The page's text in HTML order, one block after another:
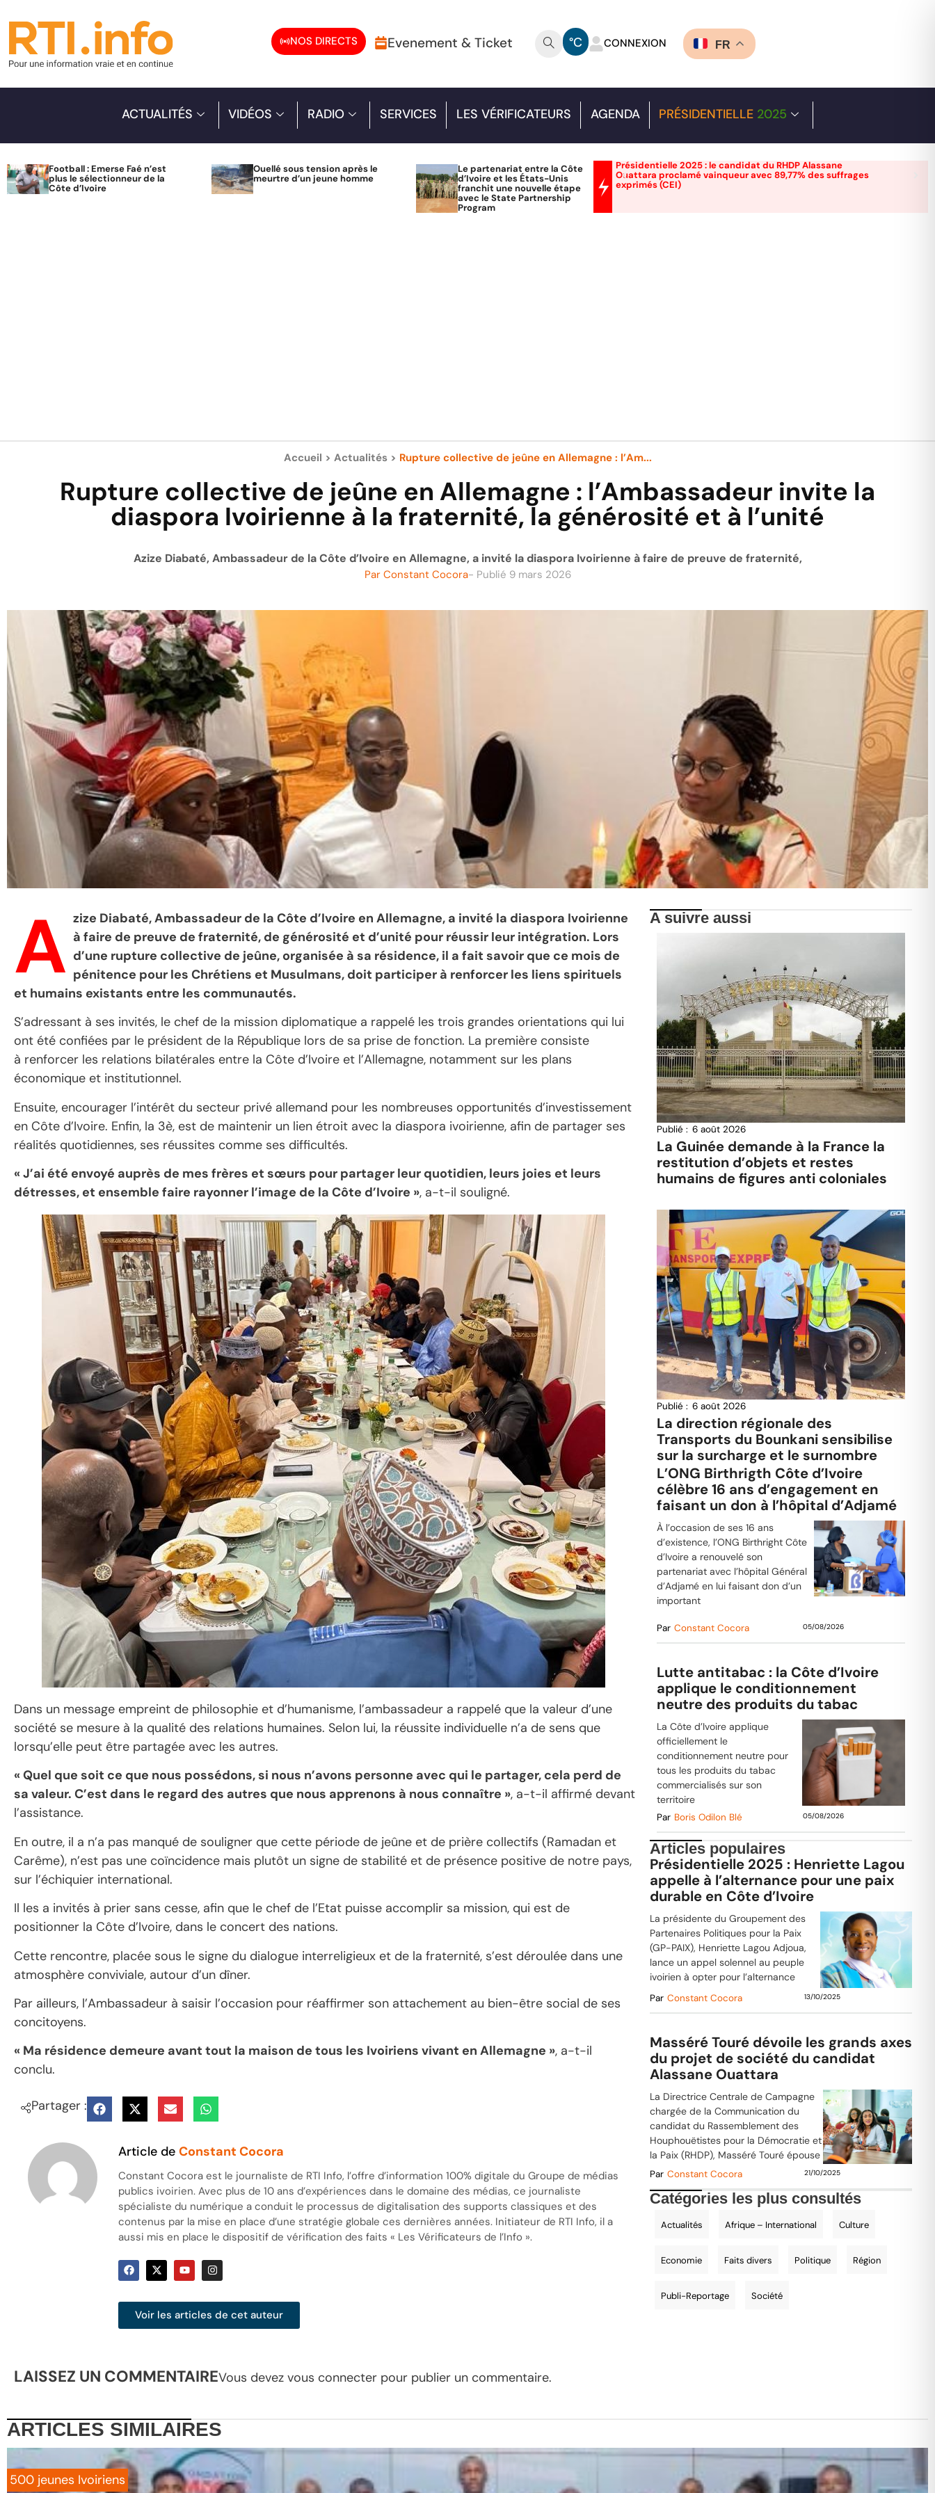
NOS DIRECTS Evenement & Ticket °C CONNEXION FR
ACTUALITÉS VIDÉOS RADIO SERVICES LES VÉRIFICATEURS AGENDA PRÉSIDENTIELLE 2025
Football : Emerse Faé n’est
plus le sélectionneur de la
Côte d’Ivoire
Ouellé sous tension après le
meurtre d’un jeune homme
Le partenariat entre la Côte
d’Ivoire et les États-Unis
franchit une nouvelle étape
avec le State Partnership
Program
Présidentielle 2025 : le candidat du RHDP Alassane
Ouattara proclamé vainqueur avec 89,77% des suffrages
exprimés (CEI)
Accueil > Actualités> Rupture collective de jeûne en Allemagne : l’Am...
Rupture collective de jeûne en Allemagne : l’Ambassadeur invite la
diaspora Ivoirienne à la fraternité, la générosité et à l’unité
Azize Diabaté, Ambassadeur de la Côte d’Ivoire en Allemagne, a invité la diaspora Ivoirienne à faire de preuve de fraternité,
Par Constant Cocora- Publié 9 mars 2026
A zize Diabaté, Ambassadeur de la Côte d’Ivoire en Allemagne, a invité la diaspora Ivoirienne
à faire de preuve de fraternité, de générosité et d’unité pour réussir leur intégration. Lors
d’une rupture collective de jeûne, organisée à sa résidence, il a fait savoir que ce mois de
pénitence pour les Chrétiens et Musulmans, doit participer à renforcer les liens spirituels
et humains existants entre les communautés.
S’adressant à ses invités, le chef de la mission diplomatique a rappelé les trois grandes orientations qui lui
ont été confiées par le président de la République lors de sa prise de fonction. La première consiste
à renforcer les relations bilatérales entre la Côte d’Ivoire et l’Allemagne, notamment sur les plans
économique et institutionnel.
Ensuite, encourager l’intérêt du secteur privé allemand pour les nombreuses opportunités d’investissement
en Côte d’Ivoire. Enfin, la 3è, est de maintenir un lien étroit avec la diaspora ivoirienne, afin de partager ses
réalités quotidiennes, ses réussites comme ses difficultés.
« J’ai été envoyé auprès de mes frères et sœurs pour partager leur quotidien, leurs joies et leurs
détresses, et ensemble faire rayonner l’image de la Côte d’Ivoire », a-t-il souligné.
Dans un message empreint de philosophie et d’humanisme, l’ambassadeur a rappelé que la valeur d’une
société se mesure à la qualité des relations humaines. Selon lui, la réussite individuelle n’a de sens que
lorsqu’elle peut être partagée avec les autres.
« Quel que soit ce que nous possédons, si nous n’avons personne avec qui le partager, cela perd de
sa valeur. C’est dans le regard des autres que nous apprenons à nous connaître », a-t-il affirmé devant
l’assistance.
En outre, il a n’a pas manqué de souligner que cette période de jeûne et de prière collectifs (Ramadan et
Carême), n’est pas une coïncidence mais plutôt un signe de stabilité et de présence positive de notre pays,
sur l’échiquier international.
Il les a invités à prier sans cesse, afin que le chef de l’Etat puisse accomplir sa mission, qui est de
positionner la Côte d’Ivoire, dans le concert des nations.
Cette rencontre, placée sous le signe du dialogue interreligieux et de la fraternité, s’est déroulée dans une
atmosphère conviviale, autour d’un dîner.
Par ailleurs, l’Ambassadeur à saisir l’occasion pour réaffirmer son attachement au bien-être social de ses
concitoyens.
« Ma résidence demeure avant tout la maison de tous les Ivoiriens vivant en Allemagne », a-t-il
conclu.
Partager :
Article deConstant Cocora
Constant Cocora est le journaliste de RTI Info, l’offre d’information 100% digitale du Groupe de médias
publics ivoirien. Avec plus de 10 ans d’expériences dans le domaine des médias, ce journaliste
spécialiste du numérique a conduit le processus de digitalisation des supports classiques et des
contenus par la mise en place d’une stratégie globale ces dernières années. Initiateur de RTI Info, il a
aussi mis en place le dispositif de vérification des faits « Les Vérificateurs de l’Info ».
Voir les articles de cet auteur
LAISSEZ UN COMMENTAIREVous devez vous connecter pour publier un commentaire.
A suivre aussi
Publié : 6 août 2026
La Guinée demande à la France la
restitution d’objets et restes
humains de figures anti coloniales
Publié : 6 août 2026
La direction régionale des
Transports du Bounkani sensibilise
sur la surcharge et le surnombre
L’ONG Birthrigth Côte d’Ivoire
célèbre 16 ans d’engagement en
faisant un don à l’hôpital d’Adjamé
À l’occasion de ses 16 ans
d’existence, l’ONG Birthright Côte
d’Ivoire a renouvelé son
partenariat avec l’hôpital Général
d’Adjamé en lui faisant don d’un
important
Par Constant Cocora 05/08/2026
Lutte antitabac : la Côte d’Ivoire
applique le conditionnement
neutre des produits du tabac
La Côte d’Ivoire applique
officiellement le
conditionnement neutre pour
tous les produits du tabac
commercialisés sur son
territoire
Par Boris Odilon Blé 05/08/2026
Articles populaires
Présidentielle 2025 : Henriette Lagou
appelle à l’alternance pour une paix
durable en Côte d’Ivoire
La présidente du Groupement des
Partenaires Politiques pour la Paix
(GP-PAIX), Henriette Lagou Adjoua,
lance un appel solennel au peuple
ivoirien à opter pour l’alternance
Par Constant Cocora 13/10/2025
Masséré Touré dévoile les grands axes
du projet de société du candidat
Alassane Ouattara
La Directrice Centrale de Campagne
chargée de la Communication du
candidat du Rassemblement des
Houphouëtistes pour la Démocratie et
la Paix (RHDP), Masséré Touré épouse
Par Constant Cocora 21/10/2025
Catégories les plus consultés
Actualités Afrique – International Culture
Economie Faits divers Politique Région
Publi-Reportage Société
ARTICLES SIMILAIRES
500 jeunes Ivoiriens